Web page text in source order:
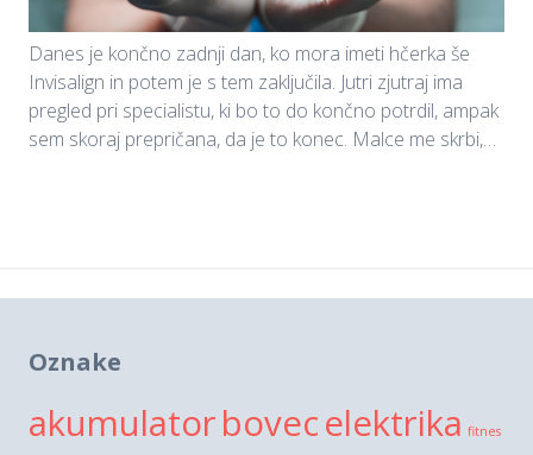
Danes je končno zadnji dan, ko mora imeti hčerka še
Invisalign in potem je s tem zaključila. Jutri zjutraj ima
pregled pri specialistu, ki bo to do končno potrdil, ampak
sem skoraj prepričana, da je to konec. Malce me skrbi,…
Oznake
akumulatorbovecelektrika fitnes